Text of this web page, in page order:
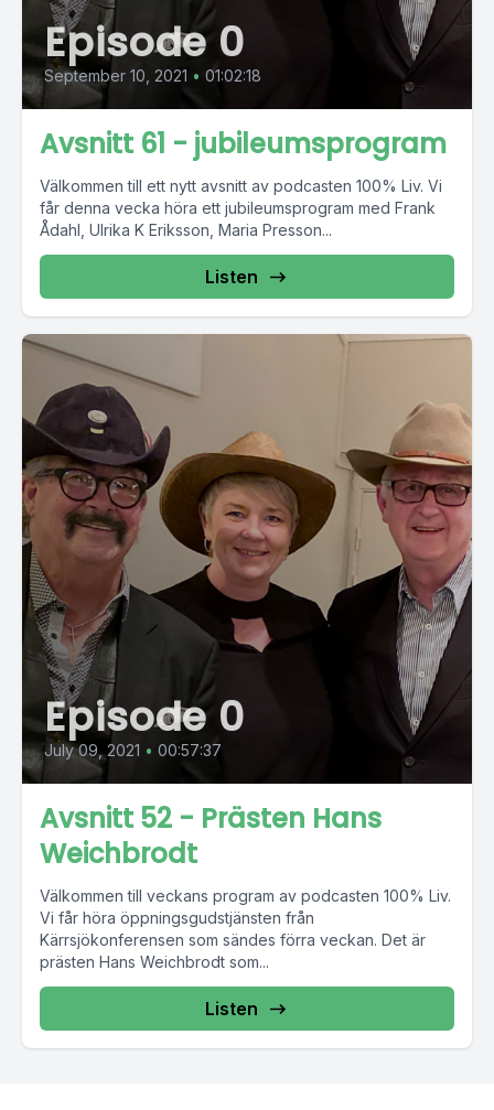
Episode 0
September 10, 2021 • 01:02:18
Avsnitt 61 - jubileumsprogram
Välkommen till ett nytt avsnitt av podcasten 100% Liv. Vi
får denna vecka höra ett jubileumsprogram med Frank
Ådahl, Ulrika K Eriksson, Maria Presson...
Listen
Episode 0
July 09, 2021 • 00:57:37
Avsnitt 52 - Prästen Hans
Weichbrodt
Välkommen till veckans program av podcasten 100% Liv.
Vi får höra öppningsgudstjänsten från
Kärrsjökonferensen som sändes förra veckan. Det är
prästen Hans Weichbrodt som...
Listen